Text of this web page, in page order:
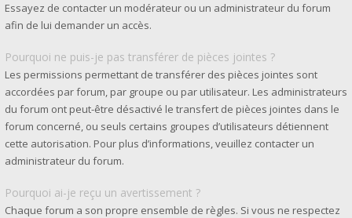
Essayez de contacter un modérateur ou un administrateur du forum
afin de lui demander un accès.
Pourquoi ne puis-je pas transférer de pièces jointes ?
Les permissions permettant de transférer des pièces jointes sont
accordées par forum, par groupe ou par utilisateur. Les administrateurs
du forum ont peut-être désactivé le transfert de pièces jointes dans le
forum concerné, ou seuls certains groupes d’utilisateurs détiennent
cette autorisation. Pour plus d’informations, veuillez contacter un
administrateur du forum.
Pourquoi ai-je reçu un avertissement ?
Chaque forum a son propre ensemble de règles. Si vous ne respectez